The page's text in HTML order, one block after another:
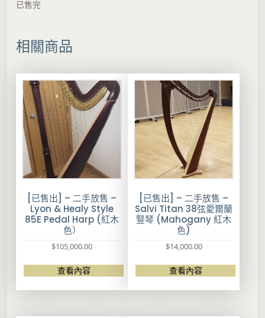
已售完
相關商品
[已售出] – 二手放售 –
Lyon & Healy Style
85E Pedal Harp (紅木
色）
$105,000.00
查看內容
[已售出] – 二手放售 –
Salvi Titan 38弦愛爾蘭
豎琴 (Mahogany 紅木
色)
$14,000.00
查看內容